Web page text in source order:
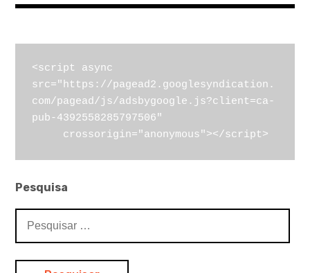
<script async
src="https://pagead2.googlesyndication.
com/pagead/js/adsbygoogle.js?client=ca-
pub-4392558285797506"
     crossorigin="anonymous"></script>
Pesquisa
por: